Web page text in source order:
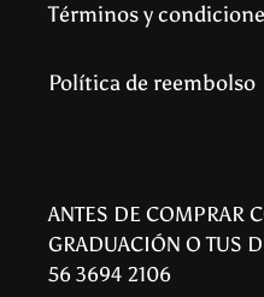
Términos y
Política de reembolso
ANTES DE COMPRAR
GRADUACIÓN O TUS
56 3694 2106